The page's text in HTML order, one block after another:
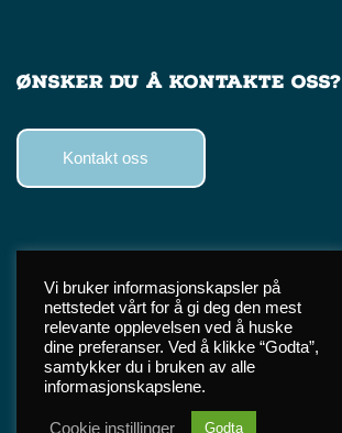
Ønsker du å kontakte oss?
Kontakt oss
Facebook
Instagram
TikTok
Vi bruker informasjonskapsler på
nettstedet vårt for å gi deg den mest
relevante opplevelsen ved å huske
dine preferanser. Ved å klikke “Godta”,
samtykker du i bruken av alle
informasjonskapslene.
Cookie instillinger Godta